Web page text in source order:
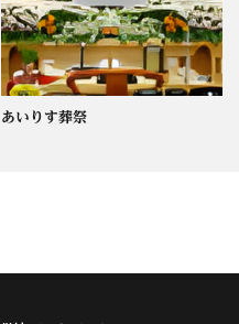
あいりす葬祭